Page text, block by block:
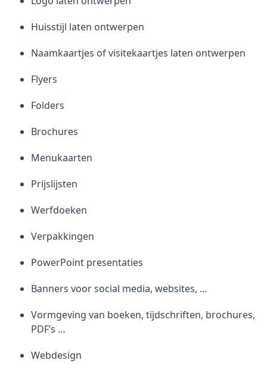
Huisstijl laten ontwerpen
Naamkaartjes of visitekaartjes laten ontwerpen
Flyers
Folders
Brochures
Menukaarten
Prijslijsten
Werfdoeken
Verpakkingen
PowerPoint presentaties
Banners voor social media, websites, …
Vormgeving van boeken, tijdschriften, brochures,
PDF’s …
Webdesign